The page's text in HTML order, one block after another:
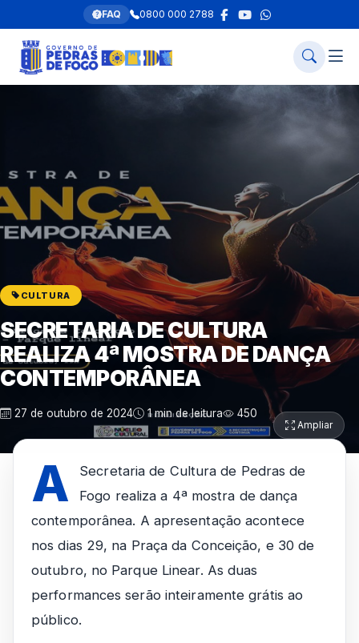
FAQ 0800 000 2788
CULTURA
SECRETARIA DE CULTURA
REALIZA 4ª MOSTRA DE DANÇA
CONTEMPORÂNEA
27 de outubro de 2024 1 min de leitura 450
Ampliar
A
Secretaria de Cultura de Pedras de
Fogo realiza a 4ª mostra de dança
contemporânea. A apresentação acontece
nos dias 29, na Praça da Conceição, e 30 de
outubro, no Parque Linear. As duas
performances serão inteiramente grátis ao
público.